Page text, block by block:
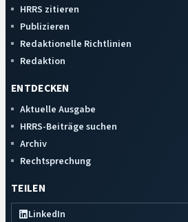
HRRS zitieren
Publizieren
Redaktionelle Richtlinien
Redaktion
ENTDECKEN
Aktuelle Ausgabe
HRRS-Beiträge suchen
Archiv
Rechtsprechung
TEILEN
LinkedIn